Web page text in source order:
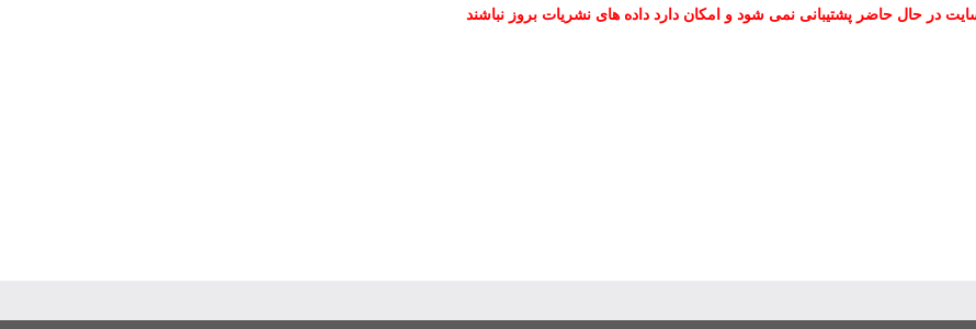
در حال حاضر پشتیبانی نمی شود و امکان دارد داده های نشریات بروز نباشند